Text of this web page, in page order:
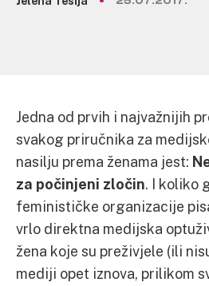
Jedna od prvih i najvažnijih
svakog priručnika za
nasilju prema ženama jest:
za počinjeni zločin. I koliko
feminističke organizacije
vrlo direktna medijska
žena koje su preživjele (ili
mediji opet iznova, prilikom